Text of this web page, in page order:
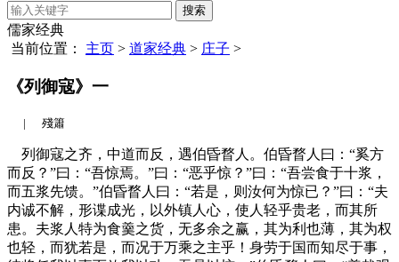
搜索
儒家经典
当前位置： 主页 > 道家经典 > 庄子 >
《列御寇》一
| 殘簫
列御寇之齐，中道而反，遇伯昏瞀人。伯昏瞀人曰：“奚方
而反？”曰：“吾惊焉。”曰：“恶乎惊？”曰：“吾尝食于十浆，
而五浆先馈。”伯昏瞀人曰：“若是，则汝何为惊已？”曰：“夫
内诚不解，形谍成光，以外镇人心，使人轻乎贵老，而其所
患。夫浆人特为食羹之货，无多余之赢，其为利也薄，其为权
也轻，而犹若是，而况于万乘之主乎！身劳于国而知尽于事，